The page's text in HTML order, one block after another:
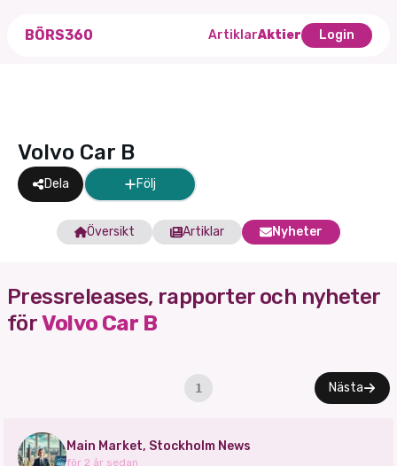
BÖRS360 ArtiklarAktier Login
Volvo Car B
Dela Följ
Översikt Artiklar Nyheter
Pressreleases, rapporter och nyheter
för Volvo Car B
1 Nästa
Main Market, Stockholm News
för 2 år sedan